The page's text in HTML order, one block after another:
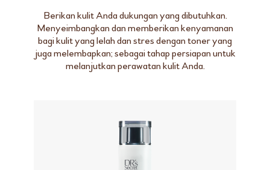
Berikan kulit Anda dukungan yang dibutuhkan.
Menyeimbangkan dan memberikan kenyamanan
bagi kulit yang lelah dan stres dengan toner yang
juga melembapkan; sebagai tahap persiapan untuk
melanjutkan perawatan kulit Anda.